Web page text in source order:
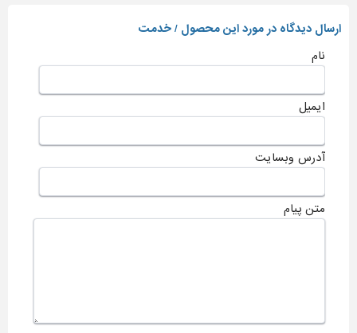
ارسال دیدگاه در مورد این محصول / خدمت
نام
ایمیل
آدرس وبسایت
متن پیام